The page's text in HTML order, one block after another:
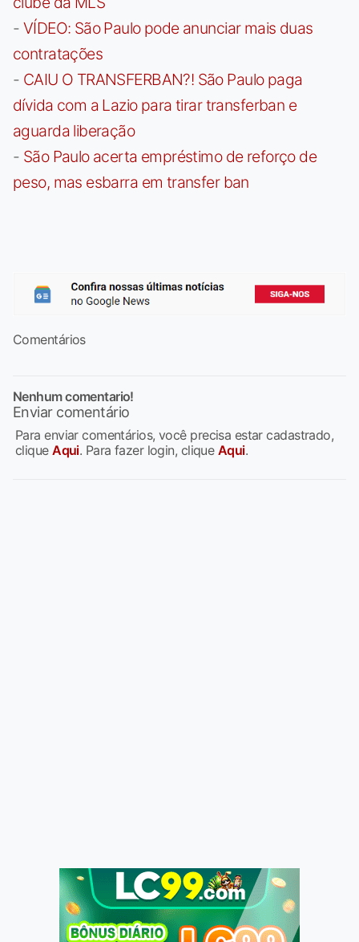
- VÍDEO: São Paulo pode anunciar mais duas
contratações
- CAIU O TRANSFERBAN?! São Paulo paga
dívida com a Lazio para tirar transferban e
aguarda liberação
- São Paulo acerta empréstimo de reforço de
peso, mas esbarra em transfer ban
Comentários
Nenhum comentario!
Enviar comentário
Para enviar comentários, você precisa estar cadastrado,
cliqueAqui. Para fazer login, clique Aqui.